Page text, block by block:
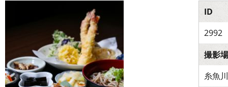
ID
2992
撮影
糸魚